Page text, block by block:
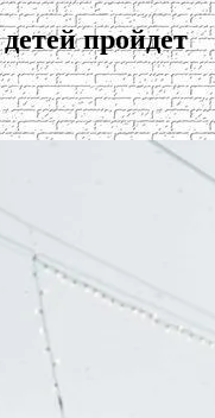
пройдет